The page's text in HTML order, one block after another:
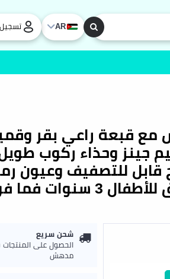
AR
راعية البقر 18 إنش مع قبعة راعي بقر
جينز وحذاء ركوب
للتصفيف وعيون
وتغلق وجسم ناعم قابل للعناق
شحن سريع
الحصول على
مدهش